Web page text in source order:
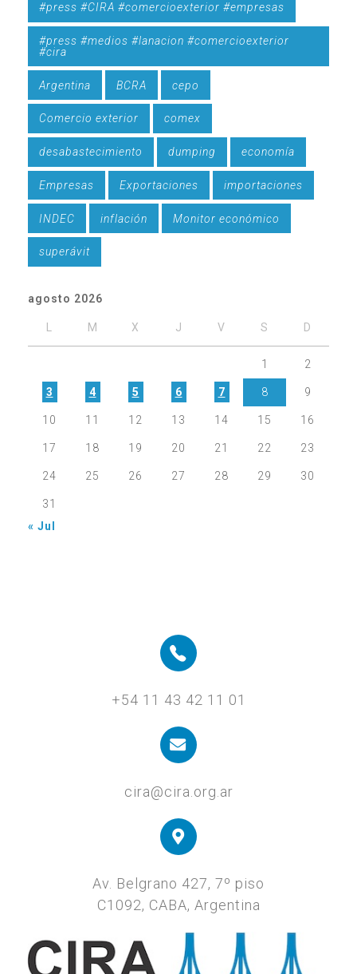
#press #CIRA #comercioexterior #empresas
#press #medios #lanacion #comercioexterior
#cira
Argentina BCRA cepo
Comercio exterior comex
desabastecimiento dumping economía
Empresas Exportaciones importaciones
INDEC inflación Monitor económico
superávit
agosto 2026
L M X J V S D
1 2
3 4 5 6 7 8 9
10 11 12 13 14 15 16
17 18 19 20 21 22 23
24 25 26 27 28 29 30
31
« Jul
+54 11 43 42 11 01
cira@cira.org.ar
Av. Belgrano 427, 7º piso
C1092, CABA, Argentina